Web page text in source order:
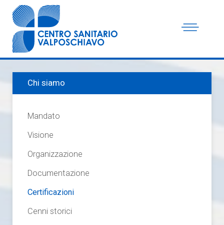
Chi siamo
Mandato
Visione
Organizzazione
Documentazione
Certificazioni
Cenni storici